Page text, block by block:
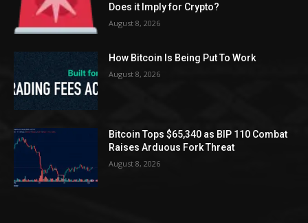
Does it Imply for Crypto?
August 8, 2026
How Bitcoin Is Being Put To Work
August 8, 2026
Bitcoin Tops $65,340 as BIP 110 Combat
Raises Arduous Fork Threat
August 8, 2026